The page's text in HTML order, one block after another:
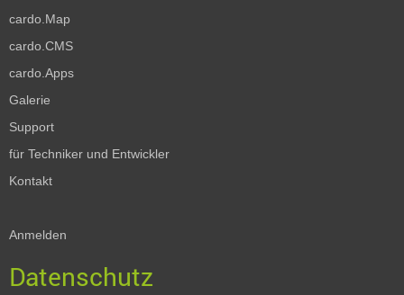
cardo.Map
cardo.CMS
cardo.Apps
Galerie
Support
für Techniker und Entwickler
Kontakt
Anmelden
Datenschutz